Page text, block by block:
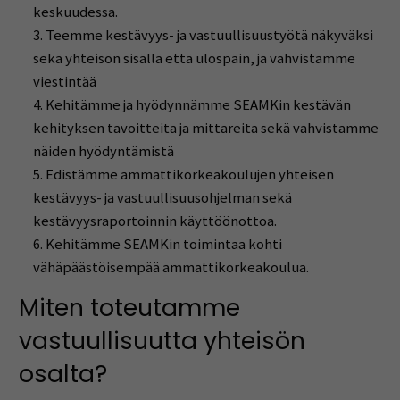
keskuudessa.
Teemme kestävyys- ja vastuullisuustyötä näkyväksi
sekä yhteisön sisällä että ulospäin, ja vahvistamme
viestintää
Kehitämme ja hyödynnämme SEAMKin kestävän
kehityksen tavoitteita ja mittareita sekä vahvistamme
näiden hyödyntämistä
Edistämme ammattikorkeakoulujen yhteisen
kestävyys- ja vastuullisuusohjelman sekä
kestävyysraportoinnin käyttöönottoa.
Kehitämme SEAMKin toimintaa kohti
vähäpäästöisempää ammattikorkeakoulua.
Miten toteutamme
vastuullisuutta yhteisön
osalta?